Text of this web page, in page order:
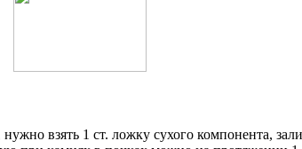
взять 1 ст. ложку сухого компонента,